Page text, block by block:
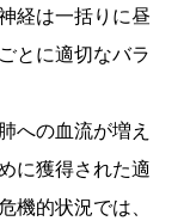
経は一括りに昼
とに適切なバラ
への血流が増え
に獲得された適
機的状況では、